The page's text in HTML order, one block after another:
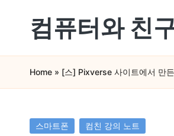
to
content
컴퓨터와 친
컴
퓨
와
Home » [스] Pixverse 사이트에서 만
Posted
스마트폰 컴친 강의 노트